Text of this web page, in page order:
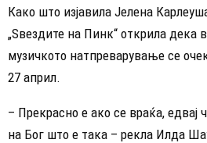
Како што изјавила Јелена
„Ѕвездите на Пинк“ открила дека
музичкото натпреварување се
27 април.
– Прекрасно е ако се враќа, едвај
на Бог што е така – рекла Илда